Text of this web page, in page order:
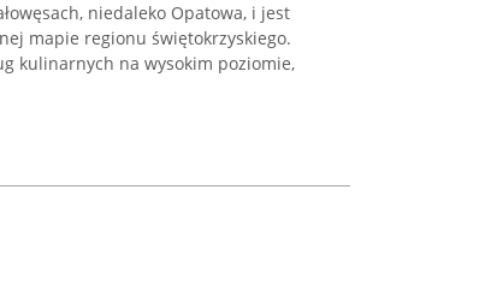
niedaleko Opatowa, i jest
mapie regionu świętokrzyskiego.
kulinarnych na wysokim poziomie,